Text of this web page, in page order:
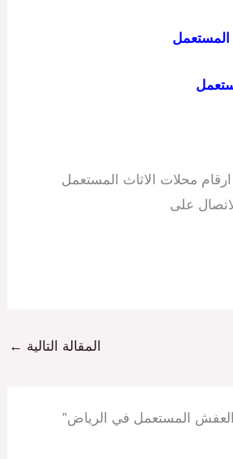
المستعمل
ارقام محلات الاثاث المستعمل
على
المقالة التالية ←
المستعمل في الرياض”